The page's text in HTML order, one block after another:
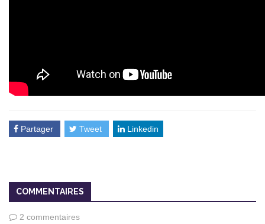
Partager Tweet Linkedin
COMMENTAIRES
2 commentaires